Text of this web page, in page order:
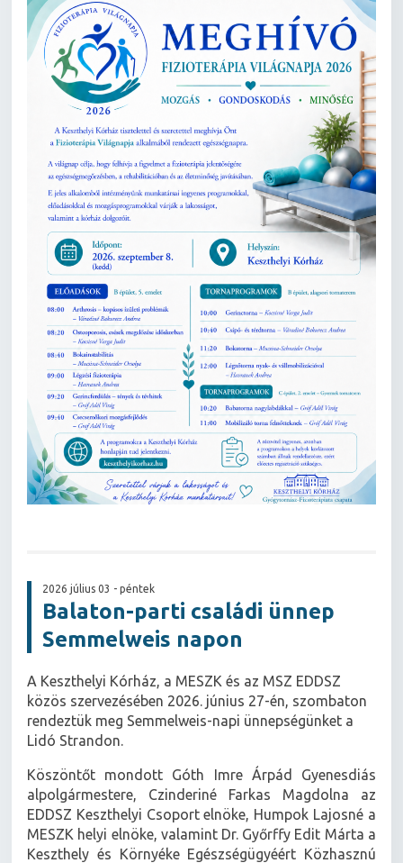
2026 július 03 - péntek
Balaton-parti családi ünnep
Semmelweis napon
A Keszthelyi Kórház, a MESZK és az MSZ EDDSZ
közös szervezésében 2026. június 27-én, szombaton
rendeztük meg Semmelweis-napi ünnepségünket a
Lidó Strandon.
Köszöntőt mondott Góth Imre Árpád Gyenesdiás
alpolgármestere, Czinderiné Farkas Magdolna az
EDDSZ Keszthelyi Csoport elnöke, Humpok Lajosné a
MESZK helyi elnöke, valamint Dr. Győrffy Edit Márta a
Keszthely és Környéke Egészségügyéért Közhasznú